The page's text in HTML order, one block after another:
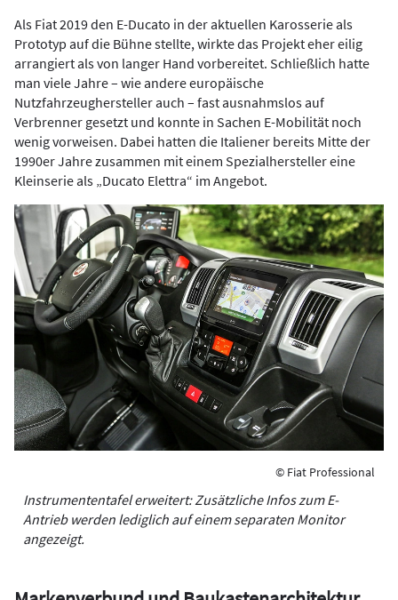
Als Fiat 2019 den E-Ducato in der aktuellen Karosserie als
Prototyp auf die Bühne stellte, wirkte das Projekt eher eilig
arrangiert als von langer Hand vorbereitet. Schließlich hatte
man viele Jahre – wie andere europäische
Nutzfahrzeughersteller auch – fast ausnahmslos auf
Verbrenner gesetzt und konnte in Sachen E-Mobilität noch
wenig vorweisen. Dabei hatten die Italiener bereits Mitte der
1990er Jahre zusammen mit einem Spezialhersteller eine
Kleinserie als „Ducato Elettra“ im Angebot.
© Fiat Professional
Instrumententafel erweitert: Zusätzliche Infos zum E-
Antrieb werden lediglich auf einem separaten Monitor
angezeigt.